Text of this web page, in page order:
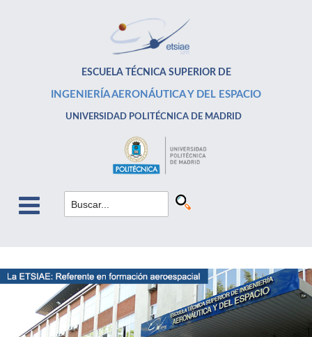
ESCUELA TÉCNICA SUPERIOR DE
INGENIERÍA AERONÁUTICA Y DEL ESPACIO
UNIVERSIDAD POLITÉCNICA DE MADRID